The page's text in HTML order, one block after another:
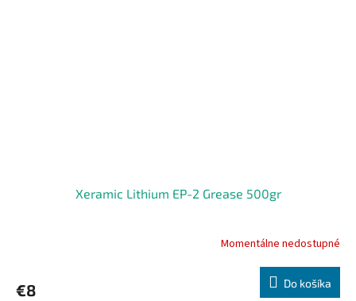
Xeramic Lithium EP-2 Grease 500gr
Momentálne nedostupné
€8 Do košíka